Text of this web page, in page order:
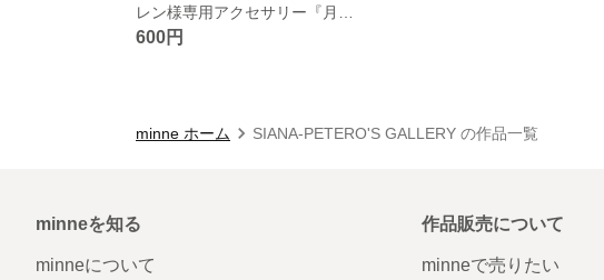
600円
minne ホーム SIANA-PETERO'S GALLERY の作品一覧
minneを知る
minneについて
作品販売について
minneで売りたい